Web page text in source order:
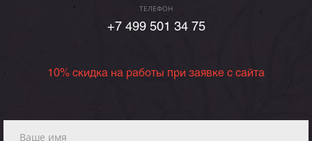
ТЕЛЕФОН
+7 499 501 34 75
10% скидка на работы при заявке с сайта